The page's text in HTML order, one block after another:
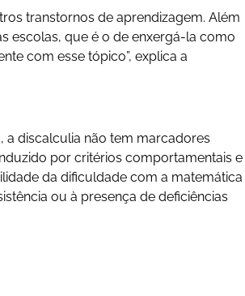
transtornos de aprendizagem. Além
escolas, que é o de enxergá-la como
com esse tópico”, explica a
discalculia não tem marcadores
por critérios comportamentais e
da dificuldade com a matemática
ou à presença de deficiências